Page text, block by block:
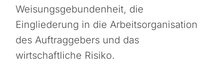
Weisungsgebundenheit, die
Eingliederung in die Arbeitsorganisation
des Auftraggebers und das
wirtschaftliche Risiko.